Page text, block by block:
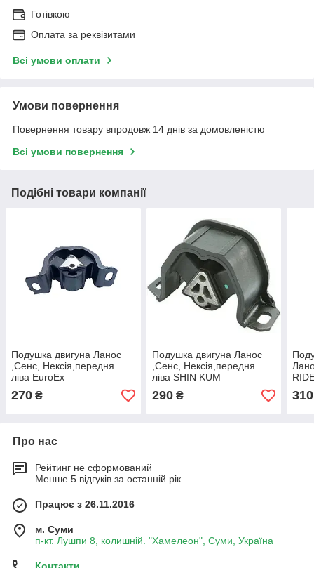
Готівкою
Оплата за реквізитами
Всі умови оплати
Умови повернення
Повернення товару впродовж 14 днів за домовленістю
Всі умови повернення
Подібні товари компанії
Подушка двигуна Ланос
,Сенс, Нексія,передня
ліва EuroEx
270 ₴
Подушка двигуна Ланос
,Сенс, Нексія,передня
ліва SHIN KUM
290₴ 310
Про нас
Рейтинг не сформований
Менше 5 відгуків за останній рік
Працює з 26.11.2016
м. Суми
п-кт. Лушпи 8, колишній. "Хамелеон", Суми, Україна